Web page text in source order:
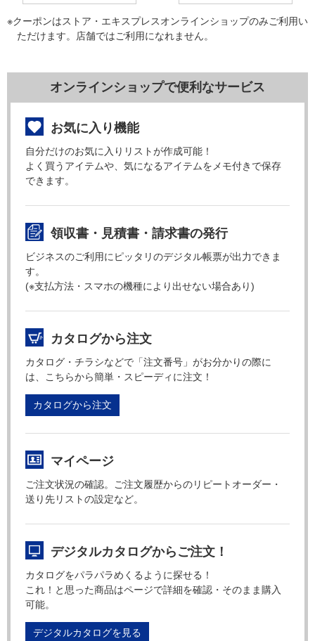
※クーポンはストア・エキスプレスオンラインショップのみご利用い
ただけます。店舗ではご利用になれません。
オンラインショップで便利なサービス
お気に入り機能
自分だけのお気に入りリストが作成可能！
よく買うアイテムや、気になるアイテムをメモ付きで保存
できます。
領収書・見積書・請求書の発行
ビジネスのご利用にピッタリのデジタル帳票が出力できま
す。
(※支払方法・スマホの機種により出せない場合あり)
カタログから注文
カタログ・チラシなどで「注文番号」がお分かりの際に
は、こちらから簡単・スピーディに注文！
カタログから注文
マイページ
ご注文状況の確認。ご注文履歴からのリピートオーダー・
送り先リストの設定など。
デジタルカタログからご注文！
カタログをパラパラめくるように探せる！
これ！と思った商品はページで詳細を確認・そのまま購入
可能。
デジタルカタログを見る